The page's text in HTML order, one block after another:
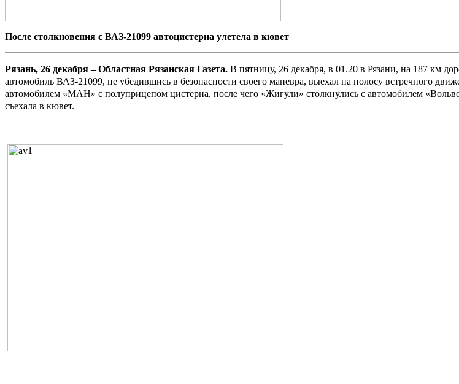
После столкновения с ВАЗ-21099 автоцистерна улетела в кювет
Рязань, 26 декабря – Областная Рязанская Газета. В пятницу, 26 декабря, в 01.20 в Рязани, на 187 км
автомобиль ВАЗ-21099, не убедившись в безопасности своего маневра, выехал на полосу встречного
автомобилем «МАН» с полуприцепом цистерна, после чего «Жигули» столкнулись с автомобилем
съехала в кювет.